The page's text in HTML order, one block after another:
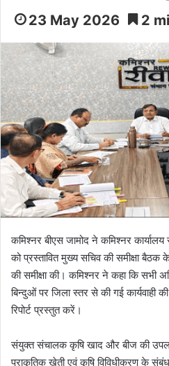
23 May 2026 2
कमिश्नर बीएस जामोद ने कमिश्नर
को प्रस्तावित मुख्य सचिव की समीक्षा बैठक
की समीक्षा की। कमिश्नर ने कहा कि सभी
बिन्दुओं पर जिला स्तर से की गई कार्यवाही
रिपोर्ट प्रस्तुत करें।
संयुक्त संचालक कृषि खाद और बीज की
प्राकृतिक खेती एवं कृषि विविधीकरण के